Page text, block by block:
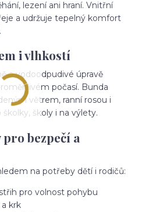
lezení ani hraní. Vnitřní
a udržuje tepelný komfort
i vlhkostí
a vodoodpudivé úpravě
počasí. Bunda
větrem, ranní rosou i
školy i na výlety.
bezpečí a
na potřeby dětí i rodičů:
pro volnost pohybu
krk